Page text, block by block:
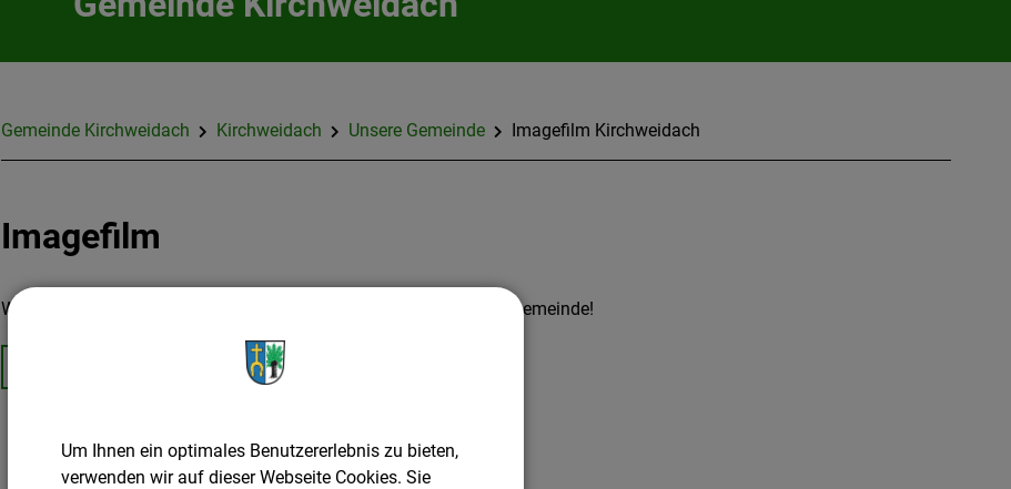
Gemeinde Kirchweidach Kirchweidach Unsere Gemeinde Imagefilm Kirchweidach
Imagefilm
Wir wünschen viel Spaß beim "visuellen" Rundgang durch unsere Gemeinde!
Um Ihnen ein optimales Benutzererlebnis zu bieten,
verwenden wir auf dieser Webseite Cookies. Sie